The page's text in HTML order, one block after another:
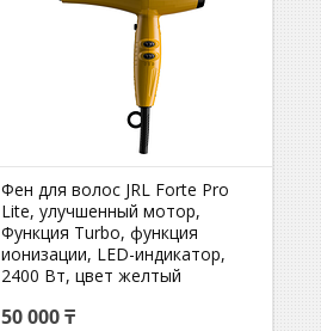
Фен для волос JRL Forte Pro
Lite, улучшенный мотор,
Функция Turbo, функция
ионизации, LED-индикатор,
2400 Вт, цвет желтый
50 000 ₸